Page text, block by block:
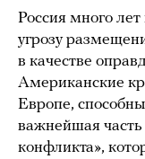
Россия много
угрозу
в качестве
Американские
Европе,
важнейшая
конфликта»,